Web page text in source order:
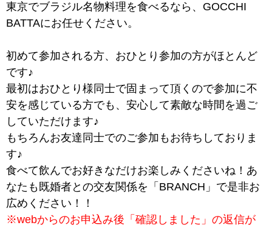
東京でブラジル名物料理を食べるなら、GOCCHI
BATTAにお任せください。
初めて参加される方、おひとり参加の方がほとんど
です♪
最初はおひとり様同士で固まって頂くので参加に不
安を感じている方でも、安心して素敵な時間を過ご
していただけます♪
もちろんお友達同士でのご参加もお待ちしておりま
す♪
食べて飲んでお好きなだけお楽しみくださいね！あ
なたも既婚者との交友関係を「BRANCH」で是非お
広めください！！
※webからのお申込み後「確認しました」の返信が